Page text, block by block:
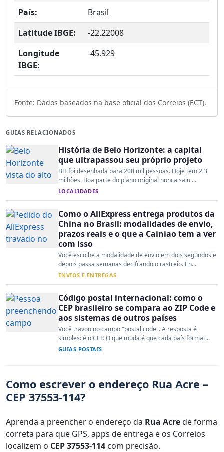
País:
Brasil
Latitude IBGE:
-22.22008
Longitude
IBGE:
-45.929
Fonte: Dados baseados na base oficial dos Correios (ECT).
GUIAS RELACIONADOS
História de Belo Horizonte: a capital
que ultrapassou seu próprio projeto
BH foi desenhada para 200 mil pessoas. Hoje tem 2,3
milhões. Boa parte do plano original nunca saiu ...
LOCALIDADES
Como o AliExpress entrega produtos da
China no Brasil: modalidades de envio,
prazos reais e o que a Cainiao tem a ver
com isso
Você escolhe a modalidade de envio em dois segundos e
depois passa semanas decifrando o rastreio. En...
ENVIOS E ENTREGAS
Código postal internacional: como o
CEP brasileiro se compara ao ZIP Code e
aos sistemas de outros países
Você travou no campo "postal code". A resposta é
simples: é o CEP. O que muda é que cada país format...
GUIAS POSTAIS
Como escrever o endereço Rua Acre –
CEP 37553-114?
Aprenda a preencher o endereço da Rua Acrede forma
correta para que GPS, apps de entrega e os Correios
localizem o CEP 37553-114 com precisão.